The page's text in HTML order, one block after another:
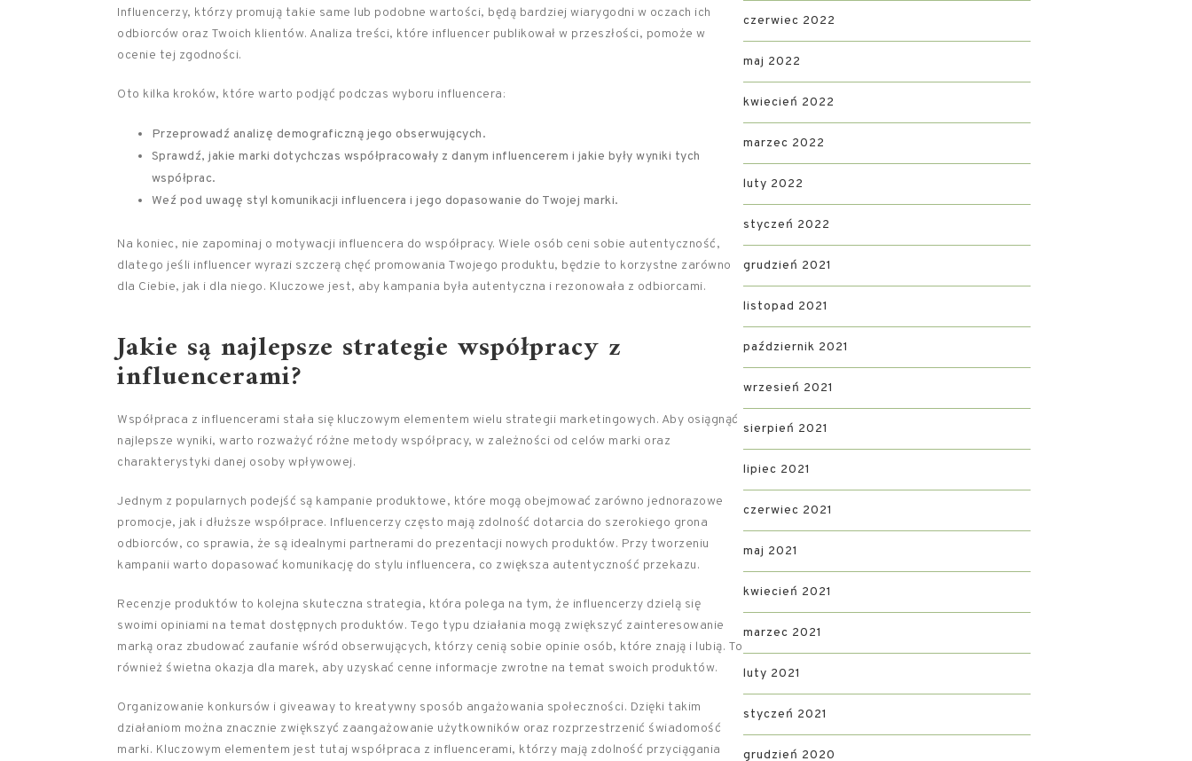
Influencerzy, którzy promują takie same lub podobne wartości, będą bardziej wiarygodni w oczach ich
odbiorców oraz Twoich klientów. Analiza treści, które influencer publikował w przeszłości, pomoże w
ocenie tej zgodności.
Oto kilka kroków, które warto podjąć podczas wyboru influencera:
Przeprowadź analizę demograficzną jego obserwujących.
Sprawdź, jakie marki dotychczas współpracowały z danym influencerem i jakie były wyniki tych
współprac.
Weź pod uwagę styl komunikacji influencera i jego dopasowanie do Twojej marki.
Na koniec, nie zapominaj o motywacji influencera do współpracy. Wiele osób ceni sobie autentyczność,
dlatego jeśli influencer wyrazi szczerą chęć promowania Twojego produktu, będzie to korzystne zarówno
dla Ciebie, jak i dla niego. Kluczowe jest, aby kampania była autentyczna i rezonowała z odbiorcami.
Jakie są najlepsze strategie współpracy z
influencerami?
Współpraca z influencerami stała się kluczowym elementem wielu strategii marketingowych. Aby osiągnąć
najlepsze wyniki, warto rozważyć różne metody współpracy, w zależności od celów marki oraz
charakterystyki danej osoby wpływowej.
Jednym z popularnych podejść są kampanie produktowe, które mogą obejmować zarówno jednorazowe
promocje, jak i dłuższe współprace. Influencerzy często mają zdolność dotarcia do szerokiego grona
odbiorców, co sprawia, że są idealnymi partnerami do prezentacji nowych produktów. Przy tworzeniu
kampanii warto dopasować komunikację do stylu influencera, co zwiększa autentyczność przekazu.
Recenzje produktów to kolejna skuteczna strategia, która polega na tym, że influencerzy dzielą się
swoimi opiniami na temat dostępnych produktów. Tego typu działania mogą zwiększyć zainteresowanie
marką oraz zbudować zaufanie wśród obserwujących, którzy cenią sobie opinie osób, które znają i lubią. To
również świetna okazja dla marek, aby uzyskać cenne informacje zwrotne na temat swoich produktów.
Organizowanie konkursów i giveaway to kreatywny sposób angażowania społeczności. Dzięki takim
działaniom można znacznie zwiększyć zaangażowanie użytkowników oraz rozprzestrzenić świadomość
marki. Kluczowym elementem jest tutaj współpraca z influencerami, którzy mają zdolność przyciągania
czerwiec 2022
maj 2022
kwiecień 2022
marzec 2022
luty 2022
styczeń 2022
grudzień 2021
listopad 2021
październik 2021
wrzesień 2021
sierpień 2021
lipiec 2021
czerwiec 2021
maj 2021
kwiecień 2021
marzec 2021
luty 2021
styczeń 2021
grudzień 2020